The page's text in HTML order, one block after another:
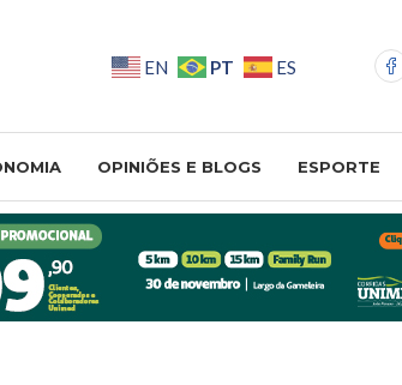
EN PT ES
OPINIÕES E BLOGS ESPORTE